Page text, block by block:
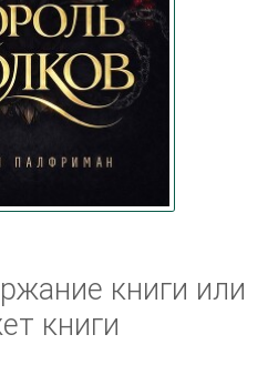
книги или
книги